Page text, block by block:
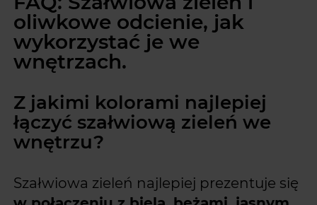
oliwkowe odcienie, jak
wykorzystać je we
wnętrzach.
Z jakimi kolorami najlepiej
łączyć szałwiową zieleń we
wnętrzu?
Szałwiowa zieleń najlepiej prezentuje się